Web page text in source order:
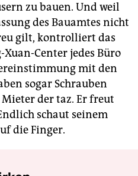
zu bauen. Und weil
des Bauamtes nicht
gilt, kontrolliert das
Center jedes Büro
mit den
sogar Schrauben
Mieter der taz. Er freut
schaut seinem
die Finger.